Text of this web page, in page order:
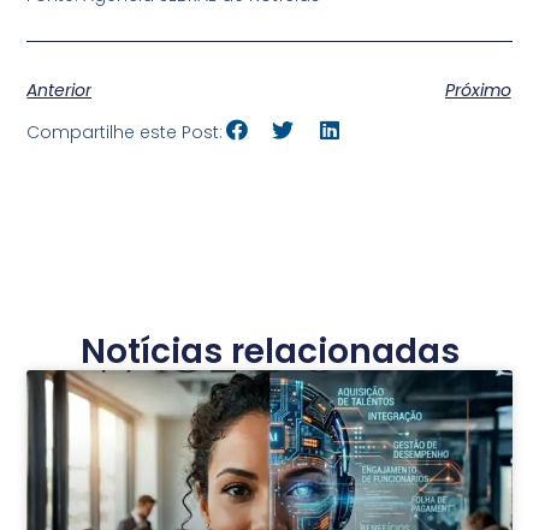
Anterior
Próximo
Compartilhe este Post:
Notícias relacionadas